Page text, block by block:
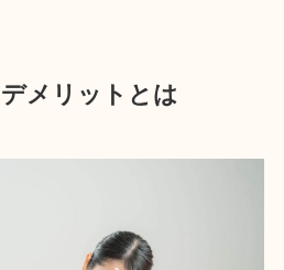
メリットとは